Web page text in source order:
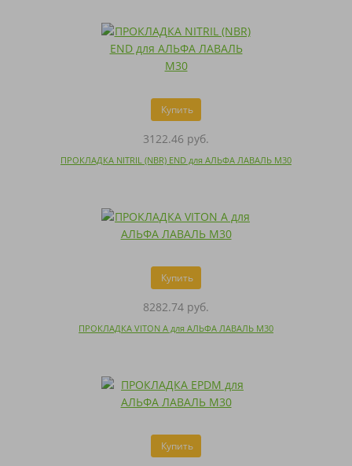
Купить
3122.46 руб.
ПРОКЛАДКА NITRIL (NBR) END для АЛЬФА ЛАВАЛЬ M30
Купить
8282.74 руб.
ПРОКЛАДКА VITON A для АЛЬФА ЛАВАЛЬ M30
Купить